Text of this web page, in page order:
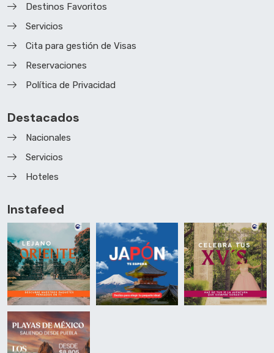
Destinos Favoritos
Servicios
Cita para gestión de Visas
Reservaciones
Política de Privacidad
Destacados
Nacionales
Servicios
Hoteles
Instafeed